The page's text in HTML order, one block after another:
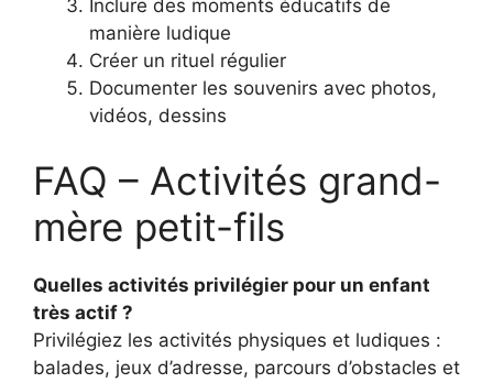
Inclure des moments éducatifs de
manière ludique
Créer un rituel régulier
Documenter les souvenirs avec photos,
vidéos, dessins
FAQ – Activités grand-
mère petit-fils
Quelles activités privilégier pour un enfant
très actif ?
Privilégiez les activités physiques et ludiques :
balades, jeux d’adresse, parcours d’obstacles et